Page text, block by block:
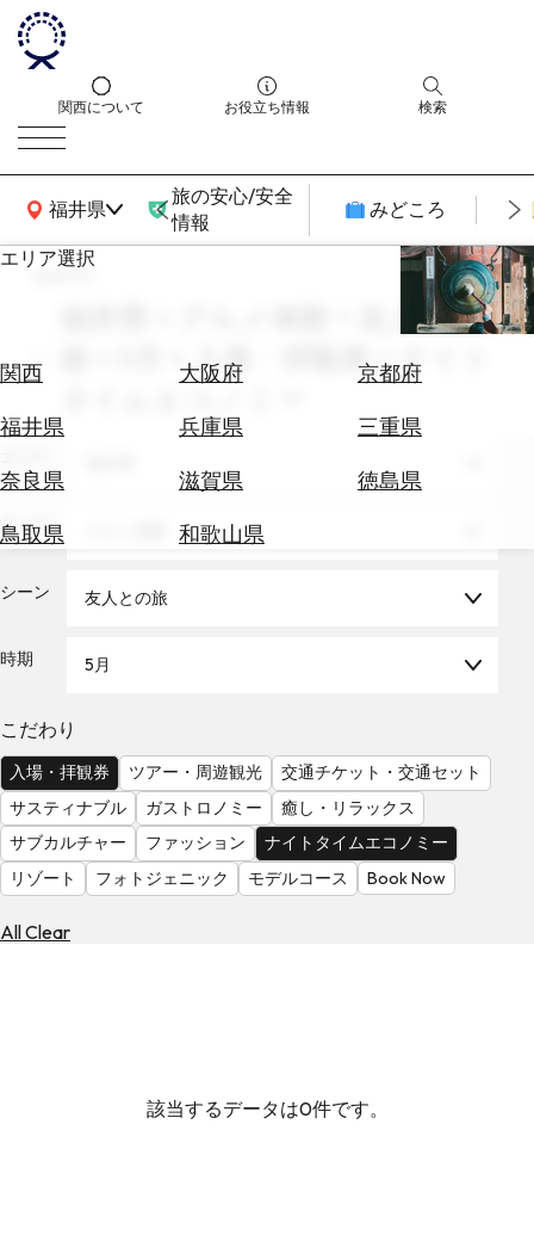
関西について お役立ち情報 検索
福井県
関西広域MAP
旅の安心/安全
情報
みどころ
エリア選択
関西 大阪府
京都府
福井県
兵庫県
三重県
奈良県
滋賀県
徳島県
鳥取県
和歌山県
エ
券
テ
を
を
見
る
search
福井県 × グルメ体験 × 友人との
旅 × 5月 × 入場・拝観券 × ナイト
テーマ
シーン 友人との旅
時期 5月
こだわり
入場・拝観券 ツアー・周遊観光
交通チケット・交通セット
サスティナブル
ガストロノミー
癒し・リラックス
サブカルチャー
ファッション
ナイトタイムエコノミー
リゾート
フォトジェニック モデルコース Book Now
All Clear
該当するデータは0件です。